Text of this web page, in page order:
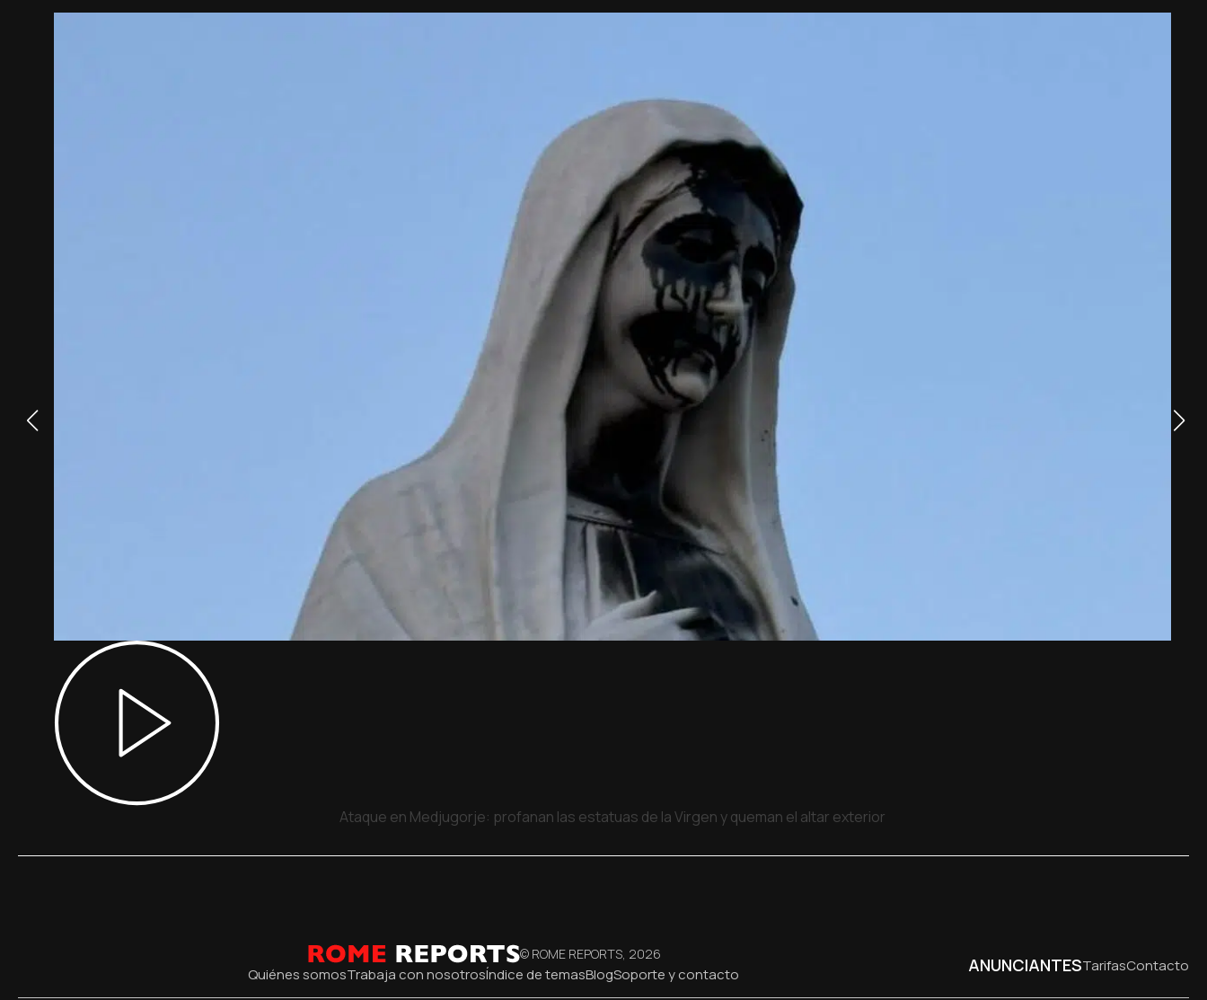
Ataque en Medjugorje: profanan las estatuas de la Virgen y queman el altar exterior
© ROME REPORTS, 2026
Quiénes somosTrabaja con nosotrosÍndice de temasBlogSoporte y contacto ANUNCIANTESTarifasContacto